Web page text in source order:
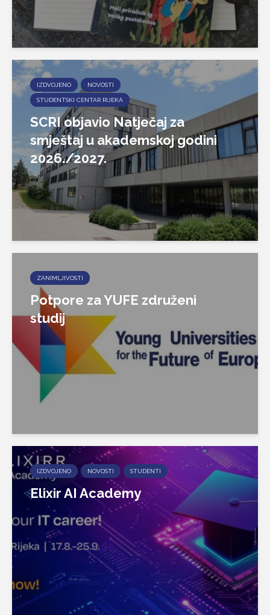
IZDVOJENO NOVOSTI
STUDENTSKI CENTAR RIJEKA
SCRI objavio Natječaj za
smještaj u akademskoj godini
2026./2027.
ZANIMLJIVOSTI
Potpore za YUFE združeni
studij
IZDVOJENO NOVOSTI STUDENTI
Elixir AI Academy